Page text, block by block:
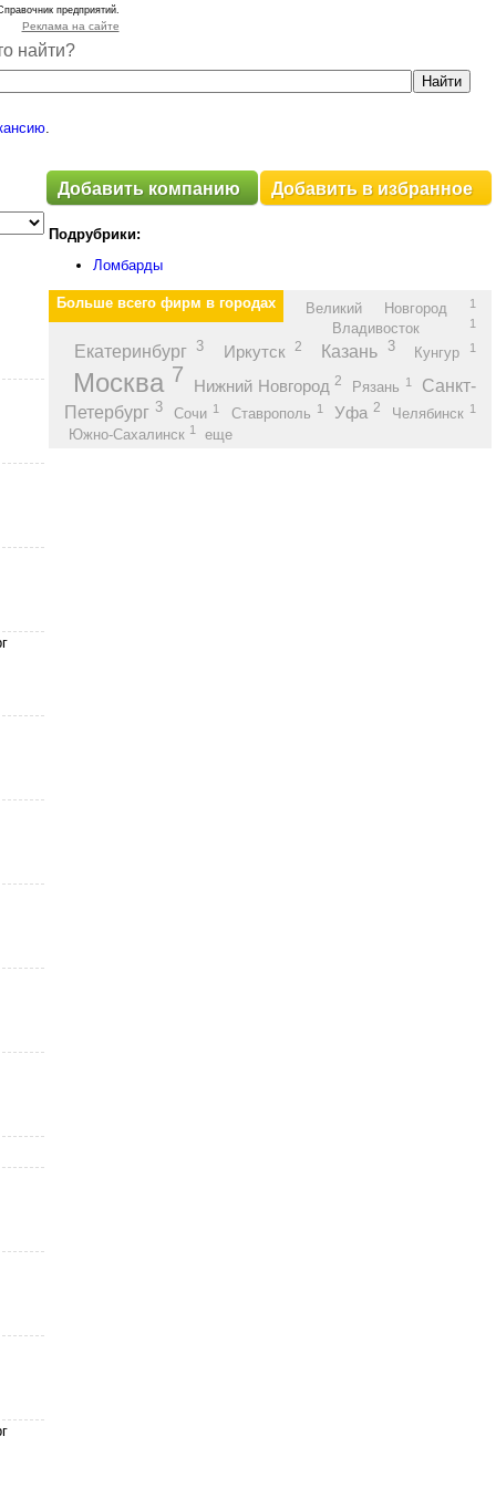
предприятий.
Реклама на сайте
найти?
.
Добавить компанию Добавить в избранное
Подрубрики:
Ломбарды
Больше всего фирм в городах Великий Новгород 1
Владивосток 1
Екатеринбург 3 Иркутск2 Казань 3 Кунгур 1
Москва 7 Нижний Новгород2 Рязань 1
Санкт-
Петербург 3 Сочи 1 Ставрополь 1 Уфа 2 Челябинск 1
Южно-Сахалинск 1 еще